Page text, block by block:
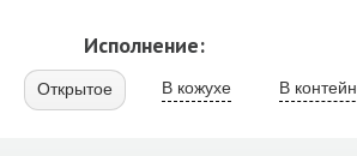
Исполнение:
Открытое В кожухе В